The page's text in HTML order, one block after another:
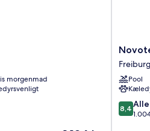
morgenmad
Novotel
Freiburg
am
Freiburg
im
Pool
8.4
ud
8,4